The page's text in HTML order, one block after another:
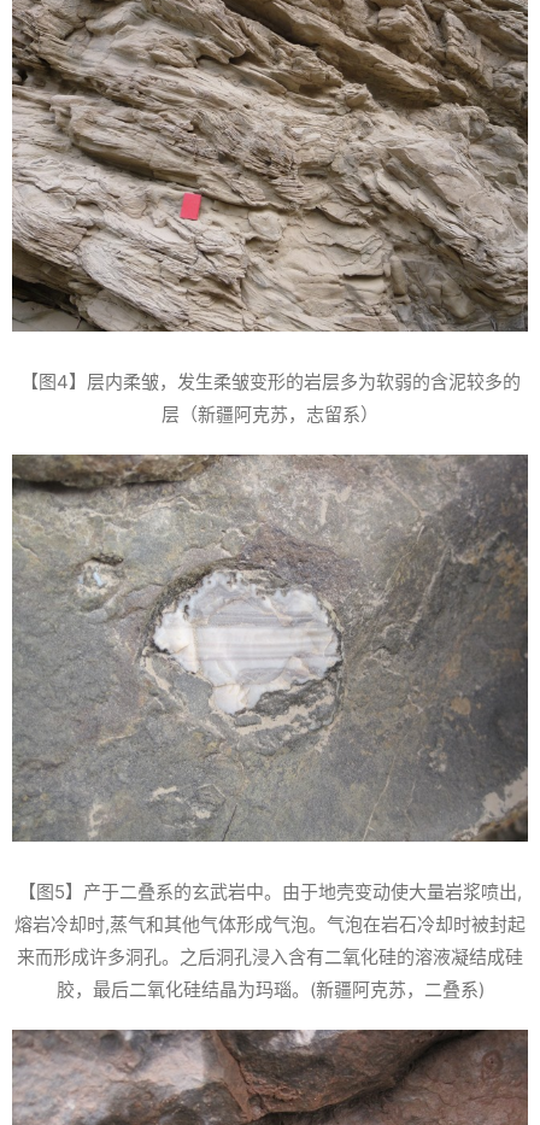
【图4】层内柔皱，发生柔皱变形的岩层多为软弱的含泥较多的
层（新疆阿克苏，志留系）
【图5】产于二叠系的玄武岩中。由于地壳变动使大量岩浆喷出,
熔岩冷却时,蒸气和其他气体形成气泡。气泡在岩石冷却时被封起
来而形成许多洞孔。之后洞孔浸入含有二氧化硅的溶液凝结成硅
胶，最后二氧化硅结晶为玛瑙。(新疆阿克苏，二叠系)